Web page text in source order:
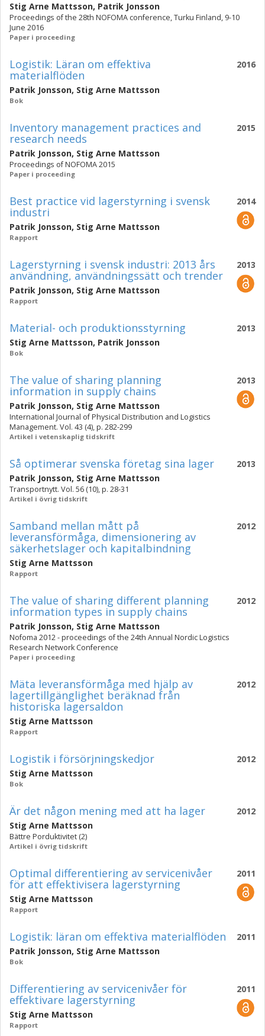
Stig Arne Mattsson, Patrik Jonsson
Proceedings of the 28th NOFOMA conference, Turku Finland, 9-10
June 2016
Paper i proceeding
2016
Logistik: Läran om effektiva
materialflöden
Patrik Jonsson, Stig Arne Mattsson
Bok
2015
Inventory management practices and
research needs
Patrik Jonsson, Stig Arne Mattsson
Proceedings of NOFOMA 2015
Paper i proceeding
2014
Best practice vid lagerstyrning i svensk
industri
Patrik Jonsson, Stig Arne Mattsson
Rapport
2013
Lagerstyrning i svensk industri: 2013 års
användning, användningssätt och trender
Patrik Jonsson, Stig Arne Mattsson
Rapport
2013
Material- och produktionsstyrning
Stig Arne Mattsson, Patrik Jonsson
Bok
2013
The value of sharing planning
information in supply chains
Patrik Jonsson, Stig Arne Mattsson
International Journal of Physical Distribution and Logistics
Management. Vol. 43 (4), p. 282-299
Artikel i vetenskaplig tidskrift
2013
Så optimerar svenska företag sina lager
Patrik Jonsson, Stig Arne Mattsson
Transportnytt. Vol. 56 (10), p. 28-31
Artikel i övrig tidskrift
2012
Samband mellan mått på
leveransförmåga, dimensionering av
säkerhetslager och kapitalbindning
Stig Arne Mattsson
Rapport
2012
The value of sharing different planning
information types in supply chains
Patrik Jonsson, Stig Arne Mattsson
Nofoma 2012 - proceedings of the 24th Annual Nordic Logistics
Research Network Conference
Paper i proceeding
2012
Mäta leveransförmåga med hjälp av
lagertillgänglighet beräknad från
historiska lagersaldon
Stig Arne Mattsson
Rapport
2012
Logistik i försörjningskedjor
Stig Arne Mattsson
Bok
2012
Är det någon mening med att ha lager
Stig Arne Mattsson
Bättre Porduktivitet (2)
Artikel i övrig tidskrift
2011
Optimal differentiering av servicenivåer
för att effektivisera lagerstyrning
Stig Arne Mattsson
Rapport
2011
Logistik: läran om effektiva materialflöden
Patrik Jonsson, Stig Arne Mattsson
Bok
2011
Differentiering av servicenivåer för
effektivare lagerstyrning
Stig Arne Mattsson
Rapport